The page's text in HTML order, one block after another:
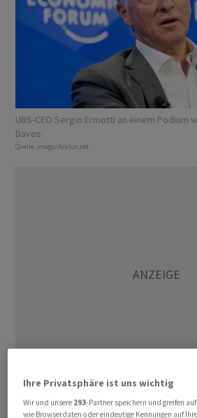
UBS-CEO Sergio Ermotti an einem Podium
Davos.
Quelle: imago/Avalon.red
In den vergangenen Jahren habe
Ihre Privatsphäre ist uns wichtig
Wir und unsere 293-Partner speichern und greifen
wie Browserdaten oder eindeutige Kennungen auf